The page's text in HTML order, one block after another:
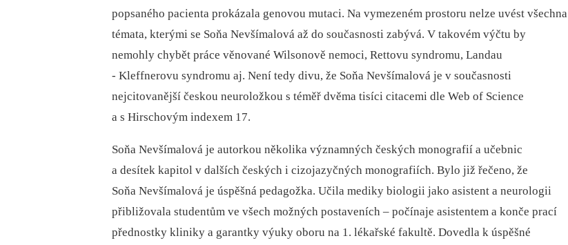
popsaného pacienta prokázala genovou mutaci. Na vymezeném prostoru nelze uvést všechna
témata, kterými se Soňa Nevšímalová až do současnosti zabývá. V takovém výčtu by
nemohly chybět práce věnované Wilsonově nemoci, Rettovu syndromu, Landau
-⁠ Kleffnerovu syndromu aj. Není tedy divu, že Soňa Nevšímalová je v současnosti
nejcitovanější českou neuroložkou s téměř dvěma tisíci citacemi dle Web of Science
a s Hirschovým indexem 17.
Soňa Nevšímalová je autorkou několika významných českých monografií a učebnic
a desítek kapitol v dalších českých i cizojazyčných monografiích. Bylo již řečeno, že
Soňa Nevšímalová je úspěšná pedagožka. Učila mediky bio­logii jako asistent a neurologii
přibližovala studentům ve všech možných postaveních –⁠ počínaje asistentem a konče prací
přednostky kliniky a garantky výuky oboru na 1. lékařské fakultě. Dovedla k úspěšné